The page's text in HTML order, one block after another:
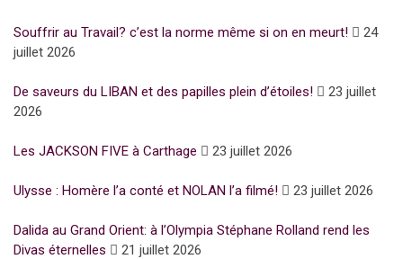
Souffrir au Travail? c’est la norme même si on en meurt!
24
juillet 2026
De saveurs du LIBAN et des papilles plein d’étoiles!
23 juillet
2026
Les JACKSON FIVE à Carthage 23 juillet 2026
Ulysse : Homère l’a conté et NOLAN l’a filmé! 23 juillet 2026
Dalida au Grand Orient: à l’Olympia Stéphane Rolland rend les
Divas éternelles
21 juillet 2026